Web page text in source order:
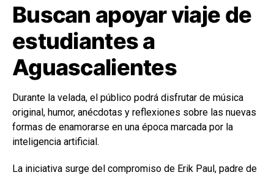
Buscan apoyar viaje de
estudiantes a
Aguascalientes
Durante la velada, el público podrá disfrutar de música
original, humor, anécdotas y reflexiones sobre las nuevas
formas de enamorarse en una época marcada por la
inteligencia artificial.
La iniciativa surge del compromiso de Erik Paul, padre de